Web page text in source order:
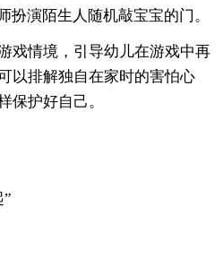
扮演陌生人随机敲宝宝的门。
戏情境，引导幼儿在游戏中再
以排解独自在家时的害怕心
保护好自己。